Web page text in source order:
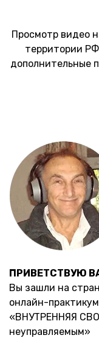
Просмотр видео
территории
дополнительные
ПРИВЕТСТВУЮ
Вы зашли на
онлайн-
«ВНУТРЕННЯЯ
неуправляемым»